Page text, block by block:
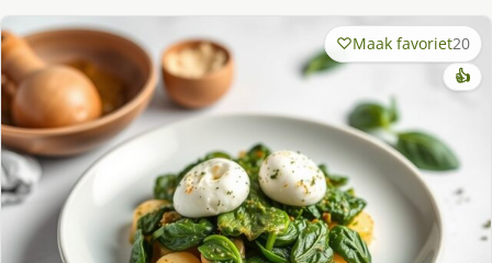
Maak favoriet20
👍